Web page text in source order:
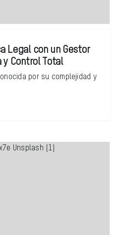
Legal con un Gestor
y Control Total
por su complejidad y